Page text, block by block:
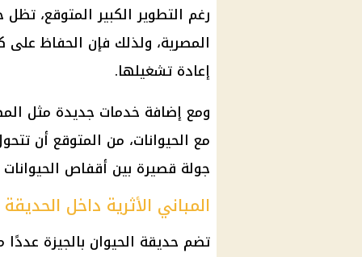
رغم التطوير الكبير المتوقع، تظل
المصرية، ولذلك فإن الحفاظ
إعادة تشغيلها.
ومع إضافة خدمات جديدة مثل
مع الحيوانات، من المتوقع أن
جولة قصيرة بين أقفاص
المباني الأثرية داخل الحديقة
تضم حديقة الحيوان بالجيزة